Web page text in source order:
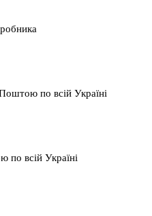
по всій Україні
по всій Україні